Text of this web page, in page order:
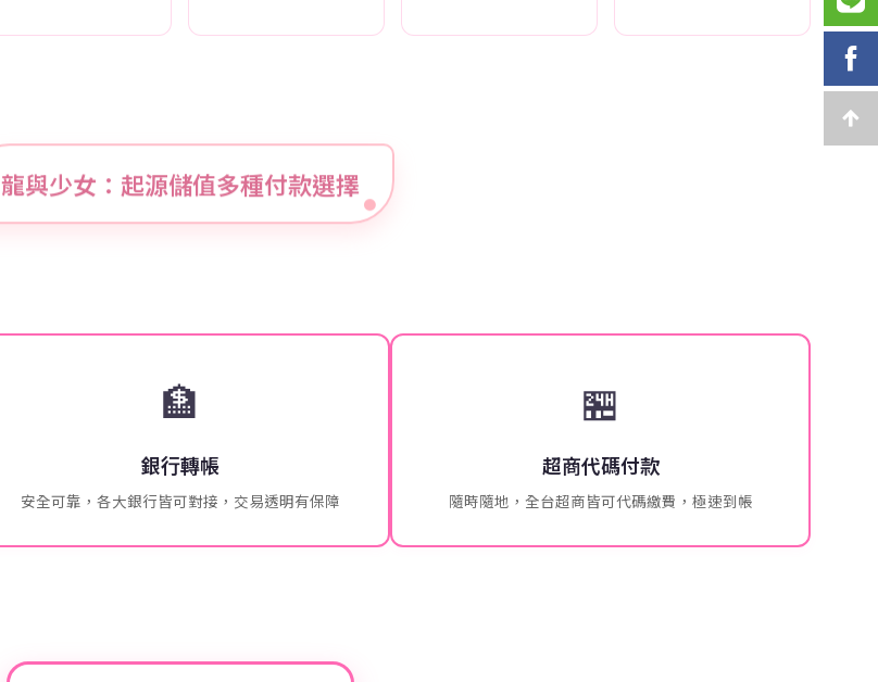
龍與少女：起源儲值多種付款選擇
🏦
銀行轉帳
安全可靠，各大銀行皆可對接，交易透明有保障
🏪
超商代碼付款
隨時隨地，全台超商皆可代碼繳費，極速到帳